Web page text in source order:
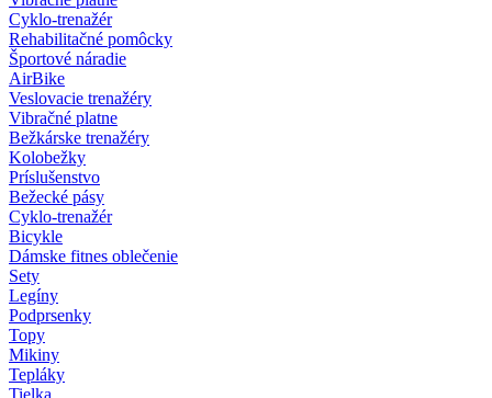
Cyklo-trenažér
Rehabilitačné pomôcky
Športové náradie
AirBike
Veslovacie trenažéry
Vibračné platne
Bežkárske trenažéry
Kolobežky
Príslušenstvo
Bežecké pásy
Cyklo-trenažér
Bicykle
Dámske fitnes oblečenie
Sety
Legíny
Podprsenky
Topy
Mikiny
Tepláky
Tielka